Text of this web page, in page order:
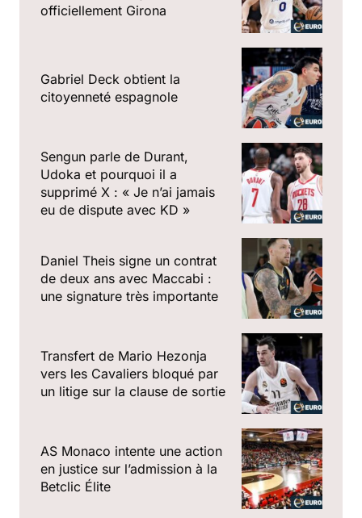
officiellement Girona
Gabriel Deck obtient la
citoyenneté espagnole
Sengun parle de Durant,
Udoka et pourquoi il a
supprimé X : « Je n’ai jamais
eu de dispute avec KD »
Daniel Theis signe un contrat
de deux ans avec Maccabi :
une signature très importante
Transfert de Mario Hezonja
vers les Cavaliers bloqué par
un litige sur la clause de sortie
AS Monaco intente une action
en justice sur l’admission à la
Betclic Élite